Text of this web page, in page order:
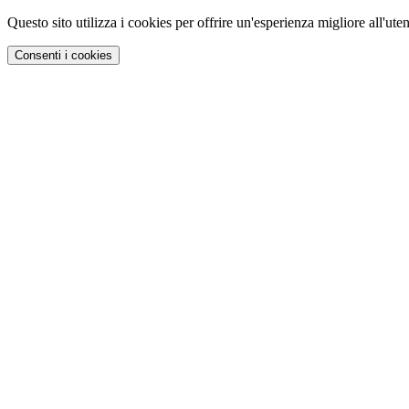
Questo sito utilizza i cookies per offrire un'esperienza migliore
Consenti i cookies